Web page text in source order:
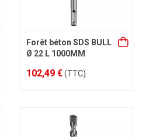
Forêt béton SDS BULL
Ø 22 L 1000MM
102,49 €(TTC)